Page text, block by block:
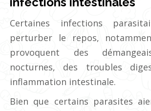
Certaines infections
perturber le repos,
provoquent des
nocturnes, des troubles
inflammation intestinale.
Bien que certains parasites